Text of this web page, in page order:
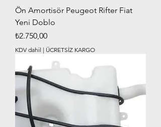
Ön Amortisör Peugeot Rifter Fiat
Yeni Doblo
Fiyat
₺2.750,00
KDV dahil | ÜCRETSİZ KARGO